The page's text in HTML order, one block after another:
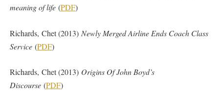
meaning of life (PDF)
Richards, Chet (2013) Newly Merged Airline Ends Coach Class
Service (PDF)
Richards, Chet (2013) Origins Of John Boyd’s
Discourse (PDF)